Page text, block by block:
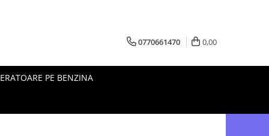
0770661470 0,00
PE BENZINA